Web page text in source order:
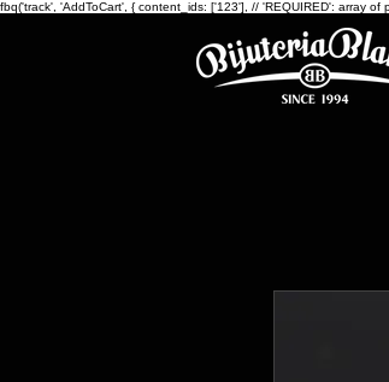
fbq('track', 'AddToCart', { content_ids: ['123'], // 'REQUIRED': array